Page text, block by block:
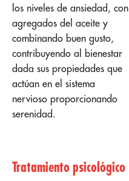
los niveles de ansiedad, con
agregados del aceite y
combinando buen gusto,
contribuyendo al bienestar
dada sus propiedades que
actúan en el sistema
nervioso proporcionando
serenidad.
Tratamiento psicológico